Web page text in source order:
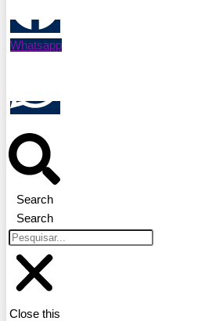
Whatsapp
Search
Search
Close this